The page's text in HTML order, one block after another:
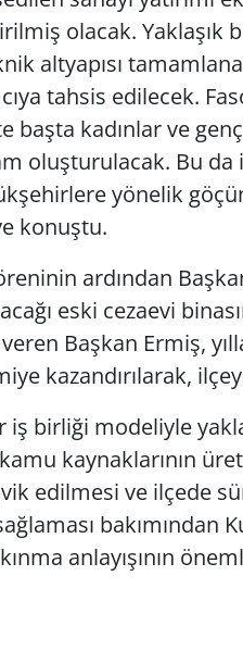
olacak.
altyapısı
tahsis edilecek.
başta kadınlar ve
oluşturulacak. Bu
yönelik
konuştu.
ardından
eski cezaevi
Başkan Ermiş,
kazandırılarak,
iş birliği modeliyle
kaynaklarının
edilmesi ve ilçede
bakımından
anlayışının